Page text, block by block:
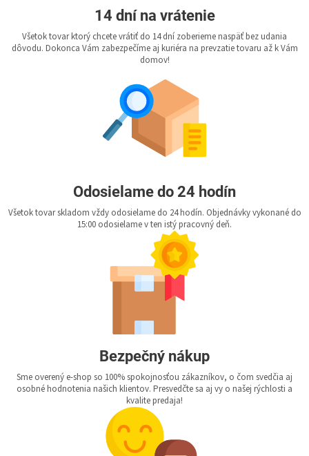
14 dní na vrátenie
Všetok tovar ktorý chcete vrátiť do 14 dní zoberieme naspäť bez udania
dôvodu. Dokonca Vám zabezpečíme aj kuriéra na prevzatie tovaru až k Vám
domov!
Odosielame do 24 hodín
Všetok tovar skladom vždy odosielame do 24 hodín. Objednávky vykonané do
15:00 odosielame v ten istý pracovný deň.
Bezpečný nákup
Sme overený e-shop so 100% spokojnosťou zákazníkov, o čom svedčia aj
osobné hodnotenia našich klientov. Presvedčte sa aj vy o našej rýchlosti a
kvalite predaja!